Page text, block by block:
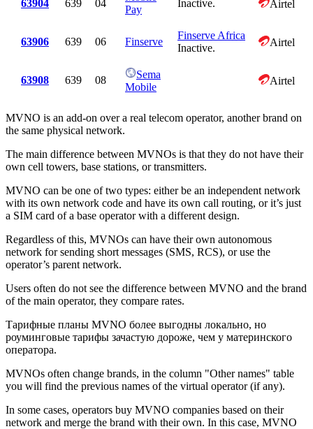
63904 639 04
Pay
Inactive. Airtel
63906 639 06 Finserve
Finserve Africa
Inactive.
Airtel
63908 639 08
Sema
Mobile
Airtel
MVNO is an add-on over a real telecom operator, another brand on
the same physical network.
The main difference between MVNOs is that they do not have their
own cell towers, base stations, or transmitters.
MVNO can be one of two types: either be an independent network
with its own network code and have its own call routing, or it’s just
a SIM card of a base operator with a different design.
Regardless of this, MVNOs can have their own autonomous
network for sending short messages (SMS, RCS), or use the
operator’s parent network.
Users often do not see the difference between MVNO and the brand
of the main operator, they compare rates.
Тарифные планы MVNO более выгодны локально, но
роуминговые тарифы зачастую дороже, чем у материнского
оператора.
MVNOs often change brands, in the column "Other names" table
you will find the previous names of the virtual operator (if any).
In some cases, operators buy MVNO companies based on their
network and merge the brand with their own. In this case, MVNO